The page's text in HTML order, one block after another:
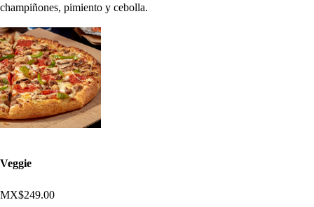
champiñones, pimiento y cebolla.
Veggie
MX$249.00